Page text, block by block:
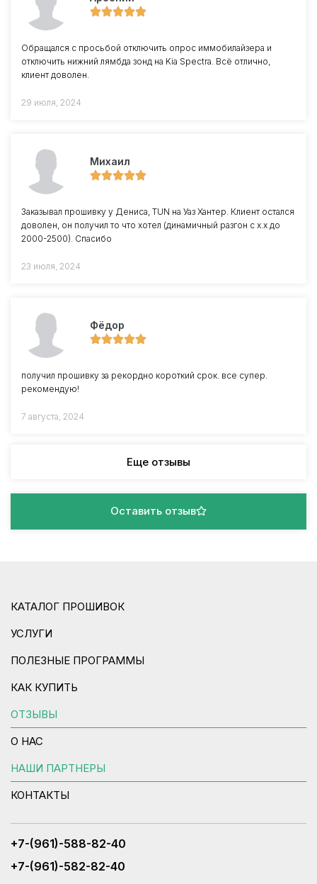
Обращался с просьбой отключить опрос иммобилайзера и
отключить нижний лямбда зонд на Kia Spectra. Всё отлично,
клиент доволен.
29 июля, 2024
Михаил
Заказывал прошивку у Дениса, TUN на Уаз Хантер. Клиент остался
доволен, он получил то что хотел (динамичный разгон с х.х до
2000-2500). Спасибо
23 июля, 2024
Фёдор
получил прошивку за рекордно короткий срок. все супер.
рекомендую!
7 августа, 2024
Еще отзывы
Оставить отзыв
КАТАЛОГ ПРОШИВОК
УСЛУГИ
ПОЛЕЗНЫЕ ПРОГРАММЫ
КАК КУПИТЬ
ОТЗЫВЫ
О НАС
НАШИ ПАРТНЕРЫ
КОНТАКТЫ
+7-(961)-588-82-40
+7-(961)-582-82-40